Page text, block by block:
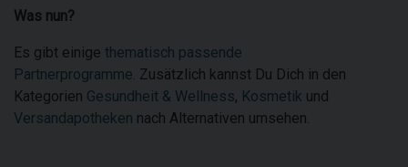
Was nun?
Es gibt einige thematisch passende
Partnerprogramme. Zusätzlich kannst Du Dich in den
Kategorien Gesundheit & Wellness, Kosmetik und
Versandapotheken nach Alternativen umsehen.